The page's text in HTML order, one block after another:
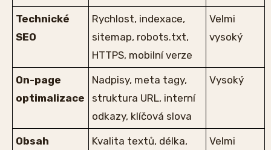
Technické
SEO
Rychlost, indexace,
sitemap, robots.txt,
HTTPS, mobilní verze
Velmi
vysoký
On-page
optimalizace
Nadpisy, meta tagy,
struktura URL, interní
odkazy, klíčová slova
Vysoký
Obsah
Kvalita textů, délka,
Velmi